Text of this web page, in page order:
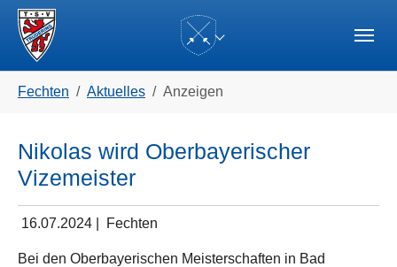
Skip to main navigation
Zum Hauptinhalt springen
Skip to page footer
Fechten Aktuelles Anzeigen
Nikolas wird Oberbayerischer
Vizemeister
16.07.2024 Fechten
Bei den Oberbayerischen Meisterschaften in Bad